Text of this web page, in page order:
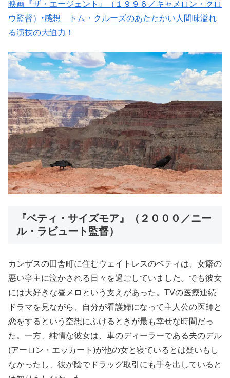
映画『ザ・エージェント』（１９９６／キャメロン・クロ
ウ監督）‣感想 トム・クルーズのあたたかい人間味溢れ
る演技の大迫力！
『ベティ・サイズモア』（２０００／ニー
ル・ラビュート監督）
カンザスの田舎町に住むウェイトレスのベティは、女癖の
悪い亭主に泣かされる日々を過ごしていました。でも彼女
には大好きな昼メロという支えがあった。TVの医療連続
ドラマを見ながら、自分が看護婦になって主人公の医師と
恋をするという空想にふけるときが最も幸せな時間だっ
た。一方、純情な彼女は、車のディーラーである夫のデル
(アーロン・エッカート)が他の女と寝ているとは疑いもし
なかったし、彼が陰でドラッグ取引にも手を出していると